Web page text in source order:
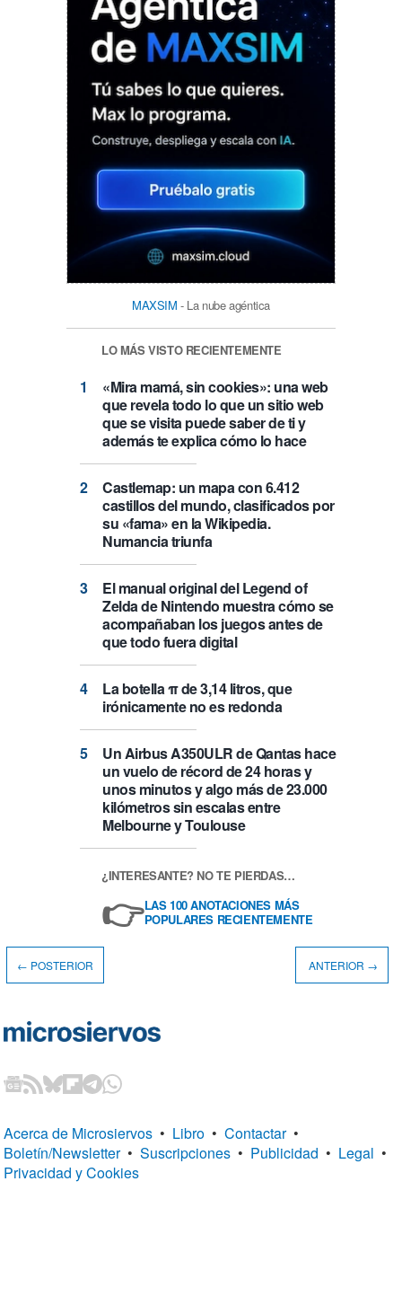
MAXSIM - La nube agéntica
LO MÁS VISTO RECIENTEMENTE
«Mira mamá, sin cookies»: una web
que revela todo lo que un sitio web
que se visita puede saber de ti y
además te explica cómo lo hace
Castlemap: un mapa con 6.412
castillos del mundo, clasificados por
su «fama» en la Wikipedia.
Numancia triunfa
El manual original del Legend of
Zelda de Nintendo muestra cómo se
acompañaban los juegos antes de
que todo fuera digital
La botella π de 3,14 litros, que
irónicamente no es redonda
Un Airbus A350ULR de Qantas hace
un vuelo de récord de 24 horas y
unos minutos y algo más de 23.000
kilómetros sin escalas entre
Melbourne y Toulouse
¿INTERESANTE? NO TE PIERDAS…
👉LAS 100 ANOTACIONES MÁS
POPULARES RECIENTEMENTE
← POSTERIOR ANTERIOR →
Acerca de Microsiervos • Libro • Contactar •
Boletín/Newsletter • Suscripciones • Publicidad • Legal •
Privacidad y Cookies